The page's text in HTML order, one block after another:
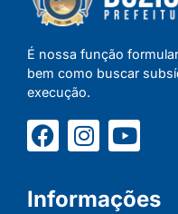
É nossa função
bem como buscar
execução.
Informações